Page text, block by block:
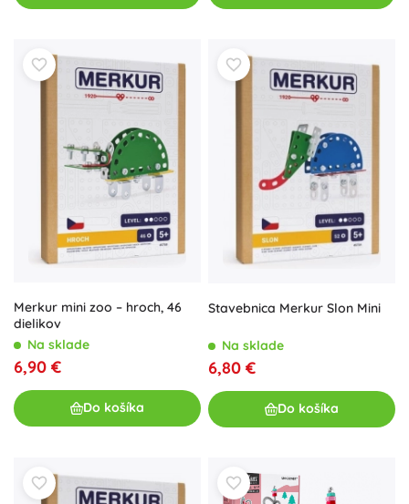
Merkur mini zoo – hroch, 46
dielikov
Na sklade
6,90 €
Do košíka
Stavebnica Merkur Slon Mini
Na sklade
6,80 €
Do košíka